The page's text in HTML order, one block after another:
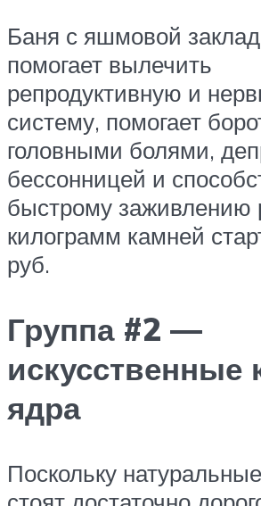
Баня с яшмовой
помогает вылечить
репродуктивную и
систему, помогает
головными болями,
бессонницей и
быстрому заживлению
килограмм камней
руб.
Группа #2 —
искусственные
ядра
Поскольку